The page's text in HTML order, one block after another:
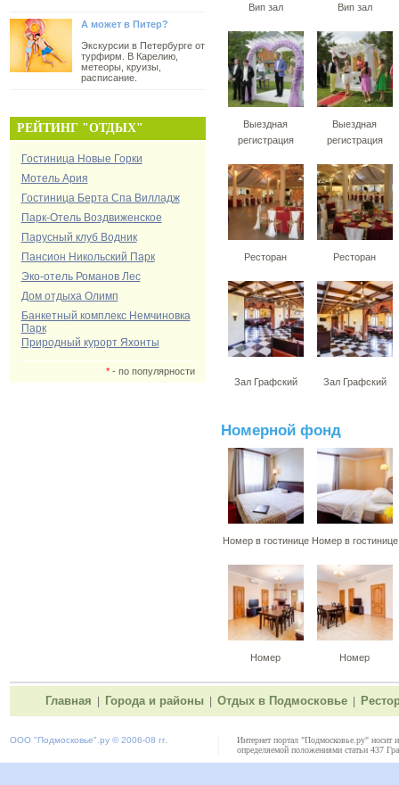
А может в Питер?
Экскурсии в Петербурге от
турфирм. В Карелию,
метеоры, круизы,
расписание.
РЕЙТИНГ "ОТДЫХ"
Гостиница Новые Горки
Мотель Ария
Гостиница Берта Спа Вилладж
Парк-Отель Воздвиженское
Парусный клуб Водник
Пансион Никольский Парк
Эко-отель Романов Лес
Дом отдыха Олимп
Банкетный комплекс Немчиновка
Парк
Природный курорт Яхонты
*- по популярности
Вип зал Вип зал
Выездная
регистрация
Выездная
регистрация
Ресторан Ресторан
Зал Графский Зал Графский
Номерной фонд
Номер в гостинице Номер в гостинице
Номер Номер
Главная Города и районы Отдых в Подмосковье
ООО "Подмосковье" .ру © 2006-08 гг.
Интернет портал "Подмосковье.ру" носит
определяемой положениями статьи 437